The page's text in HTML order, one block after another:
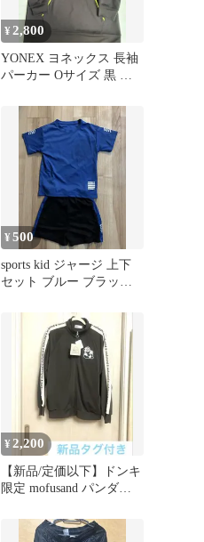
¥ 2,800
YONEX ヨネックス 長袖
パーカー Oサイズ 黒 蛍
¥500
sports kid ジャージ 上下
セット ブルー ブラッ
¥2,200
【新品/定価以下】ドンキ
限定 mofusand パンダに